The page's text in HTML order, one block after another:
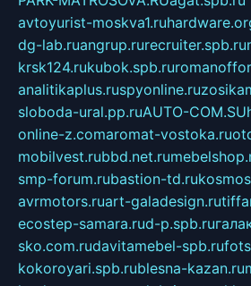
avtoyurist-moskva1.ru
dg-lab.ruangrup.rurecruiter.spb.ru
krsk124.rukubok.spb.ru
analitikaplus.ruspyonline.ru
sloboda-ural.pp.ruAUTO-COM.SU
online-z.comaromat-vostoka.ru
mobilvest.rubbd.net.ru
smp-forum.rubastion-td.ru
avrmotors.ruart-galadesign.ru
ecostep-samara.rud-p.spb.ru
sko.com.rudavitamebel-spb.ru
kokoroyari.spb.rublesna-kazan.ru